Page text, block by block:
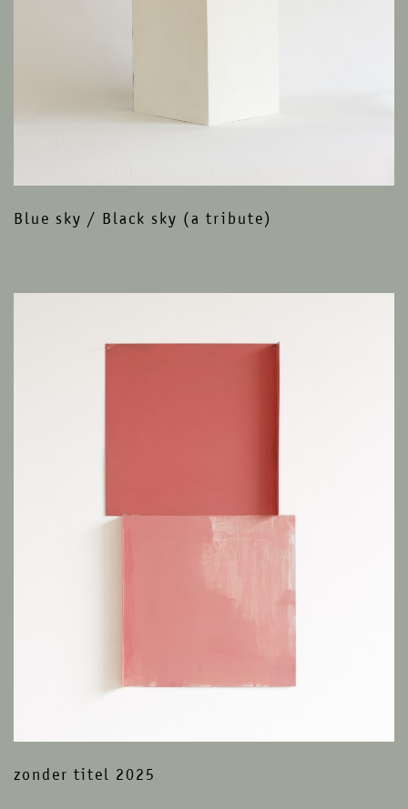
Blue sky / Black sky (a tribute)
zonder titel 2025